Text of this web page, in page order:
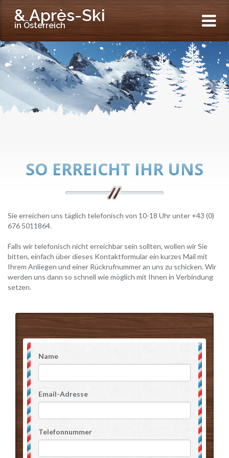
& Après-Ski
in Österreich
SO ERREICHT IHR UNS
Sie erreichen uns täglich telefonisch von 10-18 Uhr unter +43 (0)
676 5011864.
Falls wir telefonisch nicht erreichbar sein sollten, wollen wir Sie
bitten, einfach über dieses Kontaktformular ein kurzes Mail mit
Ihrem Anliegen und einer Rückrufnummer an uns zu schicken. Wir
werden uns dann so schnell wie möglich mit Ihnen in Verbindung
setzen.
Name
Email-Adresse
Telefonnummer